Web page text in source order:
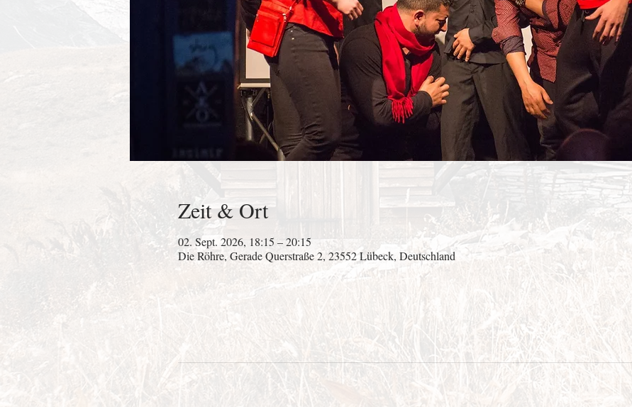
Zeit & Ort
02. Sept. 2026, 18:15 – 20:15
Die Röhre, Gerade Querstraße 2, 23552 Lübeck, Deutschland